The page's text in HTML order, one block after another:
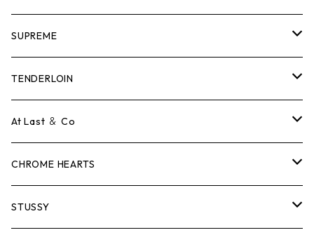
SUPREME
Tシャツ
ロンTEE
スウェット/ニット
シャツ
TENDERLOIN
Tシャツ
ロンTEE
スウェット/ニット
At Last ＆ Co
Tシャツ
ロンTEE
CHROME HEARTS
Tシャツ
STUSSY